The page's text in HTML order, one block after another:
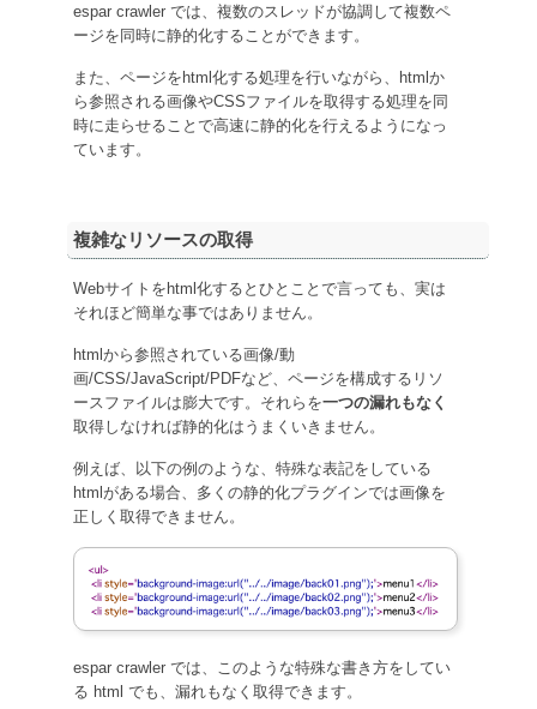
espar crawler では、複数のスレッドが協調して複数ペ
ージを同時に静的化することができます。
また、ページをhtml化する処理を行いながら、htmlか
ら参照される画像やCSSファイルを取得する処理を同
時に走らせることで高速に静的化を行えるようになっ
ています。
複雑なリソースの取得
Webサイトをhtml化するとひとことで言っても、実は
それほど簡単な事ではありません。
htmlから参照されている画像/動
画/CSS/JavaScript/PDFなど、ページを構成するリソ
ースファイルは膨大です。それらを一つの漏れもなく
取得しなければ静的化はうまくいきません。
例えば、以下の例のような、特殊な表記をしている
htmlがある場合、多くの静的化プラグインでは画像を
正しく取得できません。
espar crawler では、このような特殊な書き方をしてい
る html でも、漏れもなく取得できます。